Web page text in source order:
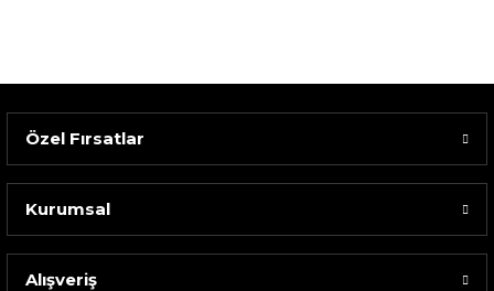
Özel Fırsatlar
Kurumsal
Alışveriş